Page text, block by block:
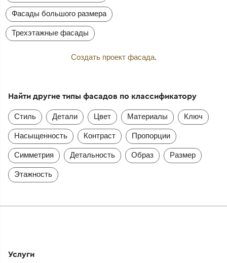
Фасады большого размера
Трехэтажные фасады
Создать проект фасада.
Найти другие типы фасадов по классификатору
Стиль Детали Цвет Материалы Ключ
Насыщенность Контраст Пропорции
Симметрия Детальность Образ Размер
Этажность
Услуги